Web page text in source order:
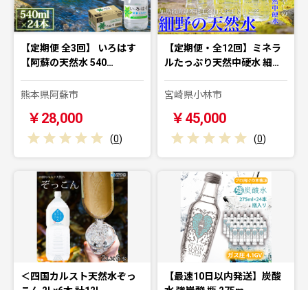
【定期便 全3回】 いろはす
【阿蘇の天然水 540…
熊本県阿蘇市
￥28,000
(0)
【定期便・全12回】ミネラ
ルたっぷり天然中硬水 細…
宮崎県小林市
￥45,000
(0)
＜四国カルスト天然水ぞっ
【最速10日以内発送】炭酸